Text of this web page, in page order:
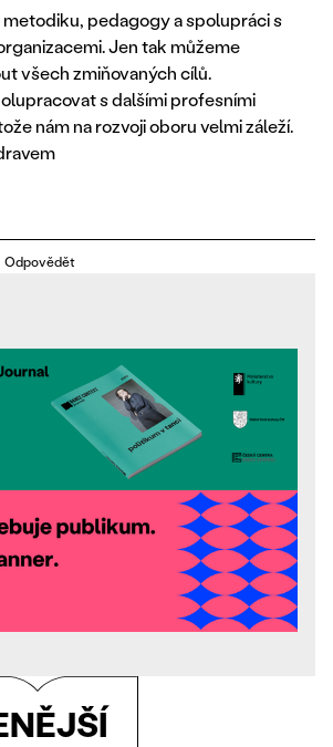
pedagogy a spolupráci s
Jen tak můžeme
všech zmiňovaných cílů.
s dalšími profesními
nám na rozvoji oboru velmi záleží.
Odpovědět